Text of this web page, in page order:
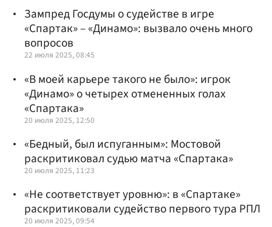
Зампред Госдумы о судействе в игре
«Спартак» – «Динамо»: вызвало очень много
вопросов
22 июля 2025, 08:45
«В моей карьере такого не было»: игрок
«Динамо» о четырех отмененных голах
«Спартака»
20 июля 2025, 12:50
«Бедный, был испуганным»: Мостовой
раскритиковал судью матча «Спартака»
20 июля 2025, 11:23
«Не соответствует уровню»: в «Спартаке»
раскритиковали судейство первого тура РПЛ
20 июля 2025, 09:54